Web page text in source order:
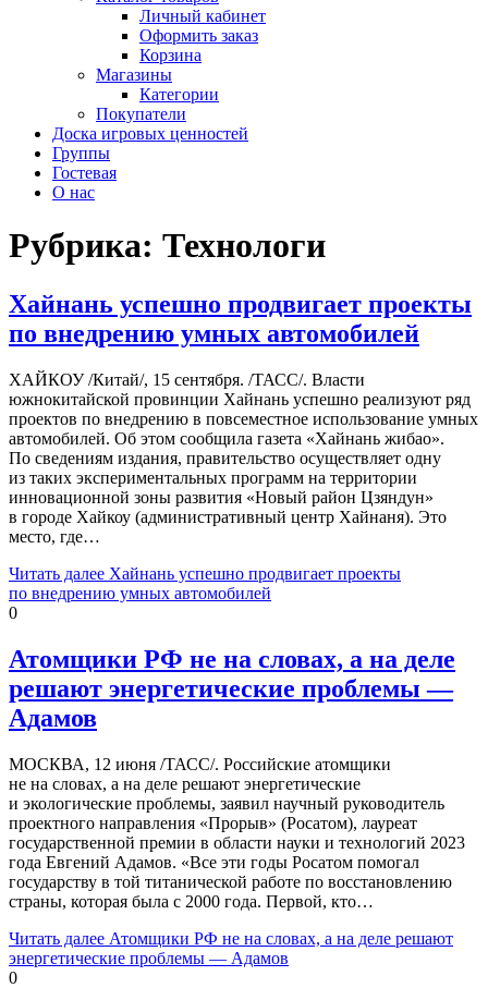
Личный кабинет
Оформить заказ
Корзина
Магазины
Категории
Покупатели
Доска игровых ценностей
Группы
Гостевая
О нас
Рубрика: Технологи
Хайнань успешно продвигает проекты
по внедрению умных автомобилей
ХАЙКОУ /Китай/, 15 сентября. /ТАСС/. Власти
южнокитайской провинции Хайнань успешно реализуют ряд
проектов по внедрению в повсеместное использование умных
автомобилей. Об этом сообщила газета «Хайнань жибао».
По сведениям издания, правительство осуществляет одну
из таких экспериментальных программ на территории
инновационной зоны развития «Новый район Цзяндун»
в городе Хайкоу (административный центр Хайнаня). Это
место, где…
Читать далее Хайнань успешно продвигает проекты
по внедрению умных автомобилей
0
Атомщики РФ не на словах, а на деле
решают энергетические проблемы —
Адамов
МОСКВА, 12 июня /ТАСС/. Российские атомщики
не на словах, а на деле решают энергетические
и экологические проблемы, заявил научный руководитель
проектного направления «Прорыв» (Росатом), лауреат
государственной премии в области науки и технологий 2023
года Евгений Адамов. «Все эти годы Росатом помогал
государству в той титанической работе по восстановлению
страны, которая была с 2000 года. Первой, кто…
Читать далее Атомщики РФ не на словах, а на деле решают
энергетические проблемы — Адамов
0